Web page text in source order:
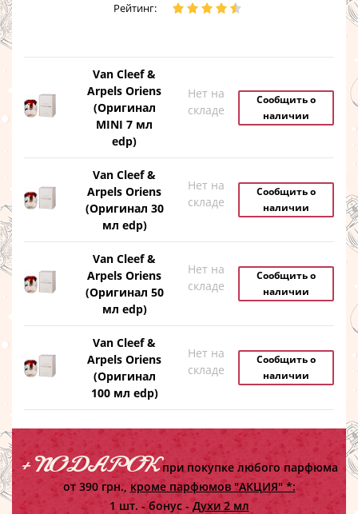
Рейтинг:
Van Cleef &
Arpels Oriens
(Оригинал
MINI 7 мл
edp)
Нет на
складе
Сообщить о
наличии
Van Cleef &
Arpels Oriens
(Оригинал 30
мл edp)
Нет на
складе
Сообщить о
наличии
Van Cleef &
Arpels Oriens
(Оригинал 50
мл edp)
Нет на
складе
Сообщить о
наличии
Van Cleef &
Arpels Oriens
(Оригинал
100 мл edp)
Нет на
складе
Сообщить о
наличии
+ ПОДАРОКпри покупке любого парфюма
от 390 грн., кроме парфюмов "АКЦИЯ" *:
1 шт. - бонус - Духи 2 мл